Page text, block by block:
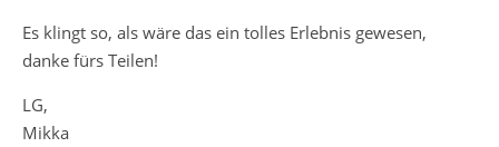
Es klingt so, als wäre das ein tolles Erlebnis gewesen,
danke fürs Teilen!
LG,
Mikka